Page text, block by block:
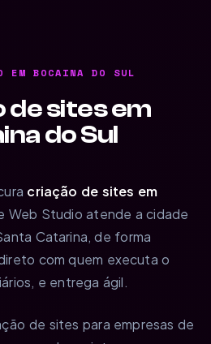
EM BOCAINA DO SUL
de sites em
do Sul
criação de sites em
Web Studio atende a cidade
Catarina, de forma
com quem executa o
e entrega ágil.
de sites para empresas de